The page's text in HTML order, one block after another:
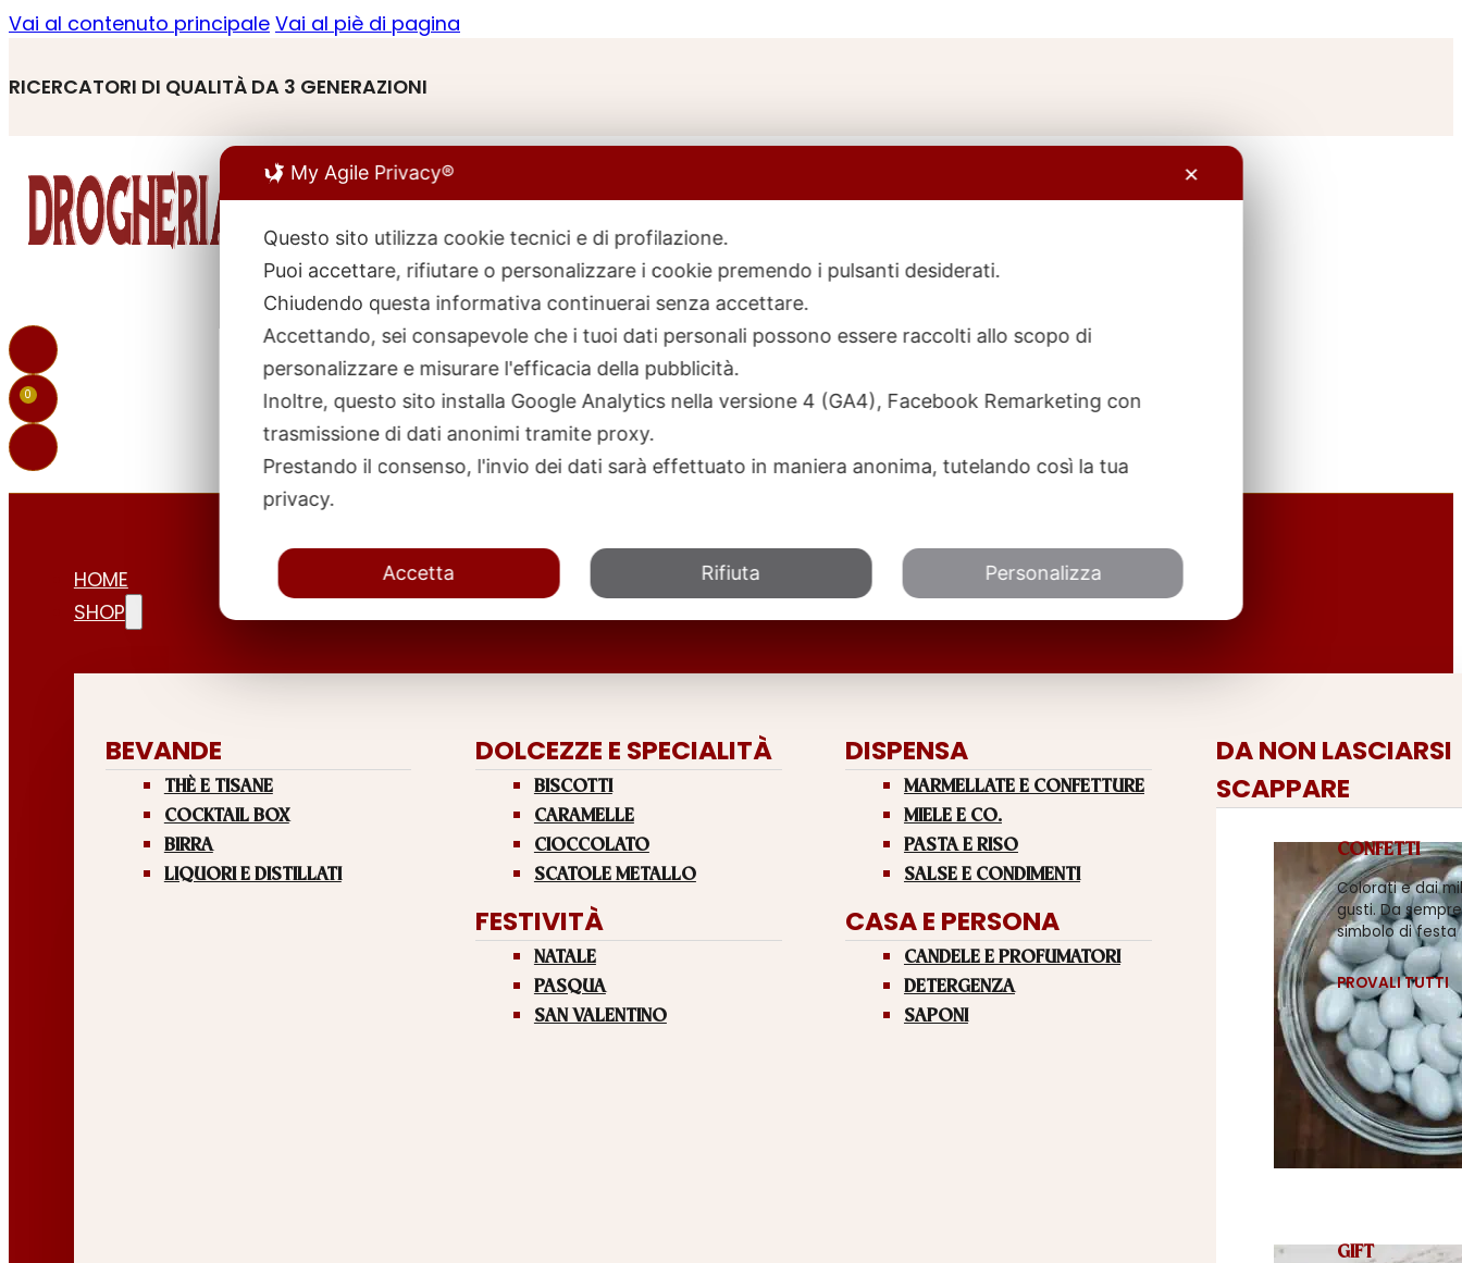
Vai al contenuto principale Vai al piè di pagina
RICERCATORI DI QUALITÀ DA 3 GENERAZIONI
Ricerca
prodotti
0
HOME
SHOP
BEVANDE
THÈ E TISANE
COCKTAIL BOX
BIRRA
LIQUORI E DISTILLATI
DOLCEZZE E SPECIALITÀ
BISCOTTI
CARAMELLE
CIOCCOLATO
SCATOLE METALLO
FESTIVITÀ
NATALE
PASQUA
SAN VALENTINO
DISPENSA
MARMELLATE E CONFETTURE
MIELE E CO.
PASTA E RISO
SALSE E CONDIMENTI
CASA E PERSONA
CANDELE E PROFUMATORI
DETERGENZA
SAPONI
DA NON LASCIARSI
SCAPPARE
CONFETTI
Colorati e dai
gusti. Da sempre
simbolo di festa
PROVALI TUTTI
GIFT
My Agile Privacy® ✕
Questo sito utilizza cookie tecnici e di profilazione.
Puoi accettare, rifiutare o personalizzare i cookie premendo i pulsanti desiderati.
Chiudendo questa informativa continuerai senza accettare.
Accettando, sei consapevole che i tuoi dati personali possono essere raccolti allo scopo di
personalizzare e misurare l'efficacia della pubblicità.
Inoltre, questo sito installa Google Analytics nella versione 4 (GA4), Facebook Remarketing con
trasmissione di dati anonimi tramite proxy.
Prestando il consenso, l'invio dei dati sarà effettuato in maniera anonima, tutelando così la tua
privacy.
Accetta Rifiuta Personalizza